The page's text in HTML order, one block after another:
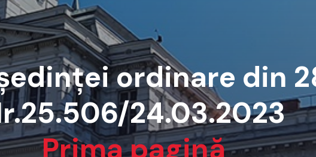
ordinare din
24.03.2023
Prima pagină